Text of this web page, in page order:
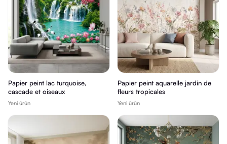
Papier peint lac turquoise,
cascade et oiseaux
Yeni ürün
Papier peint aquarelle jardin de
fleurs tropicales
Yeni ürün